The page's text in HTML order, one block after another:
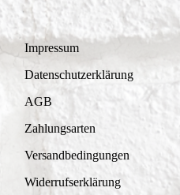
Impressum
Datenschutzerklärung
AGB
Zahlungsarten
Versandbedingungen
Widerrufserklärung